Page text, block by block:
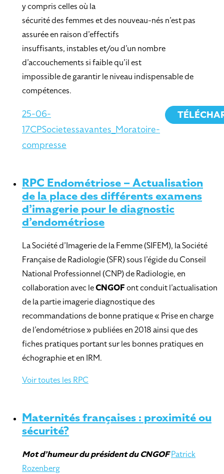
y compris celles où la
sécurité des femmes et des nouveau-nés n’est pas
assurée en raison d’effectifs
insuffisants, instables et/ou d’un nombre
d’accouchements si faible qu’il est
impossible de garantir le niveau indispensable de
compétences.
25-06-
17CPSocietessavantes_Moratoire-
compresse
RPC Endométriose – Actualisation
de la place des différents examens
d’imagerie pour le diagnostic
d’endométriose
La Société d’Imagerie de la Femme (SIFEM), la Société
Française de Radiologie (SFR) sous l’égide du Conseil
National Professionnel (CNP) de Radiologie, en
collaboration avec leCNGOFont conduit l’actualisation
de la partie imagerie diagnostique des
recommandations de bonne pratique « Prise en charge
de l’endométriose » publiées en 2018 ainsi que des
fiches pratiques portant sur les bonnes pratiques en
échographie et en IRM.
Voir toutes les RPC
Maternités françaises : proximité ou
sécurité?
Mot d’humeurdu président du CNGOFPatrick
Rozenberg